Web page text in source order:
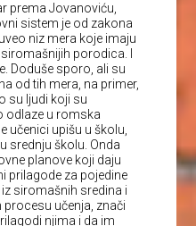
prema Jovanoviću,
sistem je od zakona
niz mera koje imaju
porodica. I
Doduše sporo, ali su
od tih mera, na primer,
su ljudi koji su
odlaze u romska
učenici upišu u školu,
srednju školu. Onda
planove koji daju
prilagode za pojedine
siromašnih sredina i
učenja, znači
njima i da im